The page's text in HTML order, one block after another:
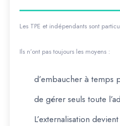
Les TPE et indépendants sont
Ils n’ont pas toujours les moyens :
d’embaucher à temps
de gérer seuls toute
L’externalisation